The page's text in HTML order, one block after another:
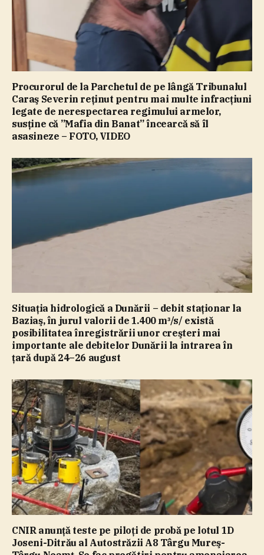
Procurorul de la Parchetul de pe lângă Tribunalul
Caraş Severin reţinut pentru mai multe infracţiuni
legate de nerespectarea regimului armelor,
susţine că ”Mafia din Banat” încearcă să îl
asasineze – FOTO, VIDEO
Situaţia hidrologică a Dunării – debit staţionar la
Baziaş, în jurul valorii de 1.400 m³/s/ există
posibilitatea înregistrării unor creşteri mai
importante ale debitelor Dunării la intrarea în
ţară după 24–26 august
CNIR anunţă teste pe piloţi de probă pe lotul 1D
Joseni-Ditrău al Autostrăzii A8 Târgu Mureş-